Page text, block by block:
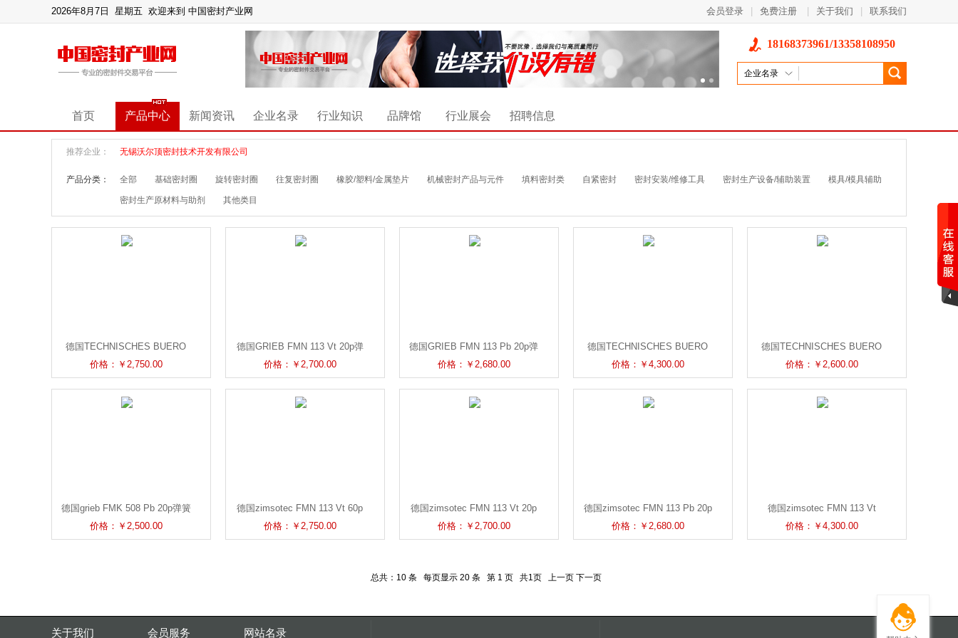
2026年8月7日 星期五 欢迎来到 中国密封产业网 会员登录 免费注册 关于我们 联系我们
18168373961/13358108950
企业名录
首页 产品中心 新闻资讯 企业名录 行业知识 品牌馆 行业展会 招聘信息
推荐企业： 无锡沃尔顶密封技术开发有限公司
产品分类： 全部 基础密封圈 旋转密封圈 往复密封圈 橡胶/塑料/金属垫片 机械密封产品与元件 填料密封类 自紧密封 密封安装/维修工具 密封生产设备/辅助装置 模具/模具辅助
密封生产原材料与助剂 其他类目
德国TECHNISCHES BUERO
GRIEB FMN 113 Vt 60p弹簧料
仓装料指示器
价格：￥2,750.00
德国GRIEB FMN 113 Vt 20p弹
簧料仓装料指示器
价格：￥2,700.00
德国GRIEB FMN 113 Pb 20p弹
簧料仓装料指示器
价格：￥2,680.00
德国TECHNISCHES BUERO
GRIEB FMN 113 Vt Metall 60p
弹簧
价格：￥4,300.00
德国TECHNISCHES BUERO
GRIEB FMK 508 Vt 20p弹簧料
仓装料指示器
价格：￥2,600.00
德国grieb FMK 508 Pb 20p弹簧
料仓装料指示器
价格：￥2,500.00
德国zimsotec FMN 113 Vt 60p
弹簧料仓装料指示器
价格：￥2,750.00
德国zimsotec FMN 113 Vt 20p
弹簧料仓装料指示器
价格：￥2,700.00
德国zimsotec FMN 113 Pb 20p
弹簧料仓装料指示器
价格：￥2,680.00
德国zimsotec FMN 113 Vt
Metall 60p弹簧料仓装料指示器
价格：￥4,300.00
总共：10 条 每页显示 20 条 第 1 页 共1页 上一页 下一页
关于我们 会员服务 网站名录